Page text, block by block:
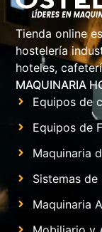
Tienda online
hostelería
hoteles,
MAQUINARIA
Equipos de
Equipos de
Maquinaria
Sistemas
Maquinaria